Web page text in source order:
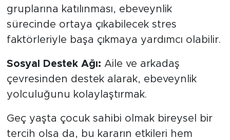
gruplarına katılınması, ebeveynlik
sürecinde ortaya çıkabilecek stres
faktörleriyle başa çıkmaya yardımcı olabilir.
Sosyal Destek Ağı: Aile ve arkadaş
çevresinden destek alarak, ebeveynlik
yolculuğunu kolaylaştırmak.
Geç yaşta çocuk sahibi olmak bireysel bir
tercih olsa da, bu kararın etkileri hem